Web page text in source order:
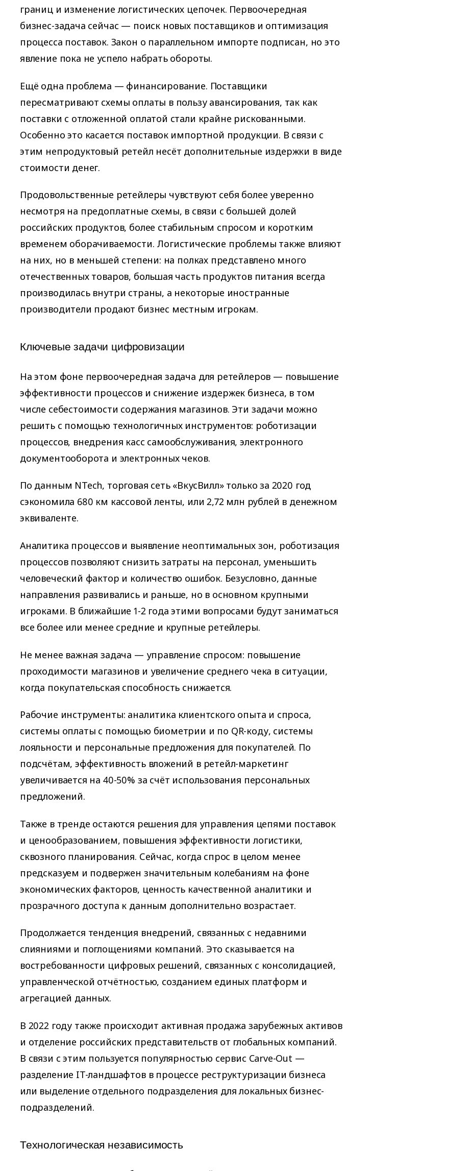
границ и изменение логистических цепочек. Первоочередная
бизнес-задача сейчас — поиск новых поставщиков и оптимизация
процесса поставок. Закон о параллельном импорте подписан, но это
явление пока не успело набрать обороты.
Ещё одна проблема — финансирование. Поставщики
пересматривают схемы оплаты в пользу авансирования, так как
поставки с отложенной оплатой стали крайне рискованными.
Особенно это касается поставок импортной продукции. В связи с
этим непродуктовый ретейл несёт дополнительные издержки в виде
стоимости денег.
Продовольственные ретейлеры чувствуют себя более уверенно
несмотря на предоплатные схемы, в связи с большей долей
российских продуктов, более стабильным спросом и коротким
временем оборачиваемости. Логистические проблемы также влияют
на них, но в меньшей степени: на полках представлено много
отечественных товаров, большая часть продуктов питания всегда
производилась внутри страны, а некоторые иностранные
производители продают бизнес местным игрокам.
Ключевые задачи цифровизации
На этом фоне первоочередная задача для ретейлеров — повышение
эффективности процессов и снижение издержек бизнеса, в том
числе себестоимости содержания магазинов. Эти задачи можно
решить с помощью технологичных инструментов: роботизации
процессов, внедрения касс самообслуживания, электронного
документооборота и электронных чеков.
По данным NTech, торговая сеть «ВкусВилл» только за 2020 год
сэкономила 680 км кассовой ленты, или 2,72 млн рублей в денежном
эквиваленте.
Аналитика процессов и выявление неоптимальных зон, роботизация
процессов позволяют снизить затраты на персонал, уменьшить
человеческий фактор и количество ошибок. Безусловно, данные
направления развивались и раньше, но в основном крупными
игроками. В ближайшие 1-2 года этими вопросами будут заниматься
все более или менее средние и крупные ретейлеры.
Не менее важная задача — управление спросом: повышение
проходимости магазинов и увеличение среднего чека в ситуации,
когда покупательская способность снижается.
Рабочие инструменты: аналитика клиентского опыта и спроса,
системы оплаты с помощью биометрии и по QR-коду, системы
лояльности и персональные предложения для покупателей. По
подсчётам, эффективность вложений в ретейл-маркетинг
увеличивается на 40-50% за счёт использования персональных
предложений.
Также в тренде остаются решения для управления цепями поставок
и ценообразованием, повышения эффективности логистики,
сквозного планирования. Сейчас, когда спрос в целом менее
предсказуем и подвержен значительным колебаниям на фоне
экономических факторов, ценность качественной аналитики и
прозрачного доступа к данным дополнительно возрастает.
Продолжается тенденция внедрений, связанных с недавними
слияниями и поглощениями компаний. Это сказывается на
востребованности цифровых решений, связанных с консолидацией,
управленческой отчётностью, созданием единых платформ и
агрегацией данных.
В 2022 году также происходит активная продажа зарубежных активов
и отделение российских представительств от глобальных компаний.
В связи с этим пользуется популярностью сервис Carve-Out —
разделение IT-ландшафтов в процессе реструктуризации бизнеса
или выделение отдельного подразделения для локальных бизнес-
подразделений.
Технологическая независимость